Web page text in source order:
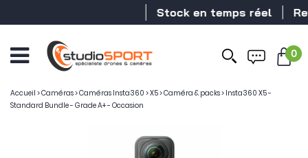
Stock en temps réel
menu
0
Accueil >Caméras>Caméras Insta360 >X5>Caméra & packs> Insta360 X5 -
Standard Bundle - Grade A+ - Occasion